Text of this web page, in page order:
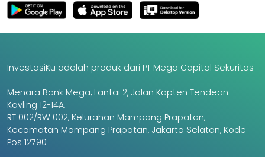
InvestasiKu adalah produk dari PT Mega Capital Sekuritas
Menara Bank Mega, Lantai 2, Jalan Kapten Tendean
Kavling 12-14A,
RT 002/RW 002, Kelurahan Mampang Prapatan,
Kecamatan Mampang Prapatan, Jakarta Selatan, Kode
Pos 12790